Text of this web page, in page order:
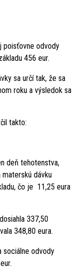
poisťovne odvody
456 eur.
sa určí tak, že sa
roku a výsledok sa
takto:
deň tehotenstva,
dávku
čo je 11,25 eura
337,50
348,80 eura.
sociálne odvody